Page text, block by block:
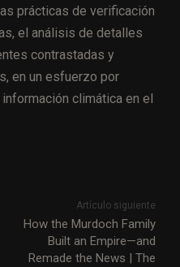
prácticas de verificación
el análisis de detalles
contrastadas y
en un esfuerzo por
climática en el
Artículo siguiente
How the Murdoch Family
Built an Empire—and
Remade the News | The